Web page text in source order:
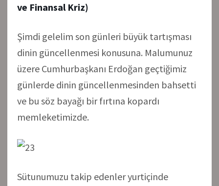
ve Finansal Kriz)
Şimdi gelelim son günleri büyük tartışması
dinin güncellenmesi konusuna. Malumunuz
üzere Cumhurbaşkanı Erdoğan geçtiğimiz
günlerde dinin güncellenmesinden bahsetti
ve bu söz bayağı bir fırtına kopardı
memleketimizde.
Sütunumuzu takip edenler yurtiçinde